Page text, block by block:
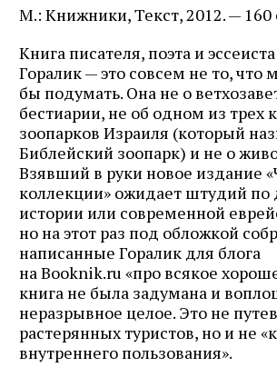
М.: Книжники, Текст, 2012. — 160
Книга писателя, поэта и
Горалик — это совсем не то, что
бы подумать. Она не о
бестиарии, не об одном из трех
зоопарков Израиля (который
Библейский зоопарк) и не о
Взявший в руки новое издание
коллекции» ожидает штудий по
истории или современной
но на этот раз под обложкой
написанные Горалик для блога
на Booknik.ru «про всякое
книга не была задумана и
неразрывное целое. Это не
растерянных туристов, но и не
внутреннего пользования».